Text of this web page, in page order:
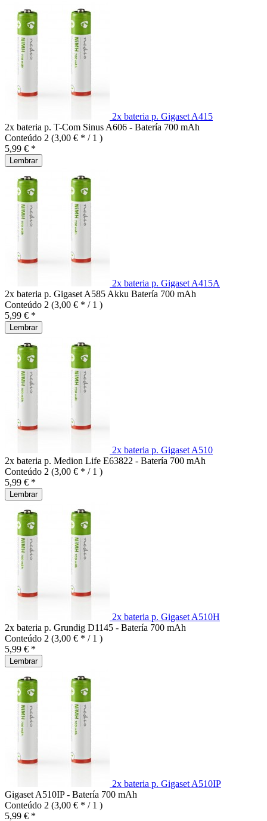
2x bateria p. Gigaset A415
2x bateria p. T-Com Sinus A606 - Batería 700 mAh
Conteúdo 2 (3,00 € * / 1 )
5,99 € *
Lembrar
2x bateria p. Gigaset A415A
2x bateria p. Gigaset A585 Akku Batería 700 mAh
Conteúdo 2 (3,00 € * / 1 )
5,99 € *
Lembrar
2x bateria p. Gigaset A510
2x bateria p. Medion Life E63822 - Batería 700 mAh
Conteúdo 2 (3,00 € * / 1 )
5,99 € *
Lembrar
2x bateria p. Gigaset A510H
2x bateria p. Grundig D1145 - Batería 700 mAh
Conteúdo 2 (3,00 € * / 1 )
5,99 € *
Lembrar
2x bateria p. Gigaset A510IP
Gigaset A510IP - Batería 700 mAh
Conteúdo 2 (3,00 € * / 1 )
5,99 € *